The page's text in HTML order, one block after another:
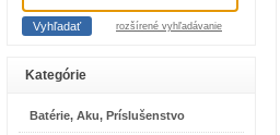
rozšírené vyhľadávanie
Kategórie
Batérie, Aku, Príslušenstvo